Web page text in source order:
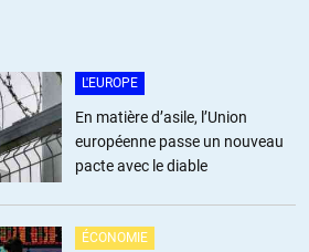
fra/zfzj/t1766312.htm
peu, j’aime bien lire directement la vision
vision du monde …
L'EUROPE
En matière d’asile, l’Union
européenne passe un nouveau
pacte avec le diable
ÉCONOMIE